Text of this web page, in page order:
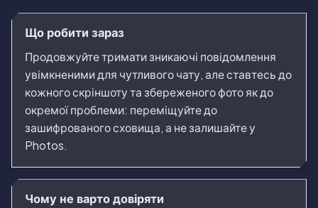
Що робити зараз
Продовжуйте тримати зникаючі повідомлення
увімкненими для чутливого чату, але ставтесь до
кожного скріншоту та збереженого фото як до
окремої проблеми: переміщуйте до
зашифрованого сховища, а не залишайте у
Photos.
Чому не варто довіряти